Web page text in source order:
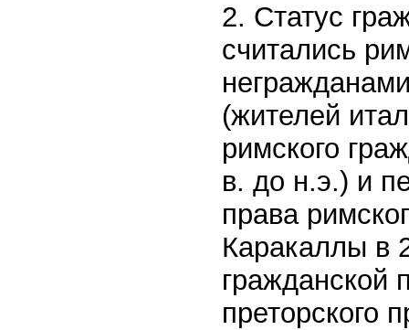
2. Статус
считались
(жителей
римского
в. до н.э.) и
права
Каракаллы в
гражданской
преторского